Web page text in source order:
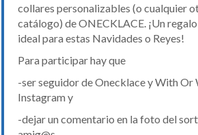
collares personalizables (o cualquier
catálogo) de ONECKLACE. ¡Un
ideal para estas Navidades o Reyes!
Para participar hay que
-ser seguidor de Onecklace y With Or
Instagram y
-dejar un comentario en la foto del